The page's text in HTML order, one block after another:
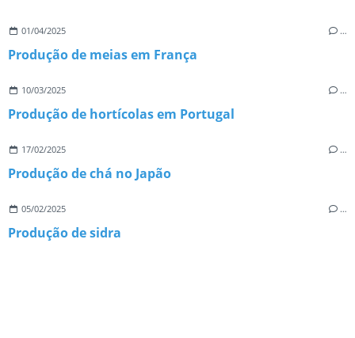
01/04/2025 …
Produção de meias em França
10/03/2025 …
Produção de hortícolas em Portugal
17/02/2025 …
Produção de chá no Japão
05/02/2025 …
Produção de sidra